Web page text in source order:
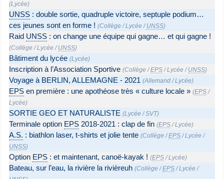
(Lycée)
UNSS : double sortie, quadruple victoire, septuple podium…
ces jeunes sont en forme ! (Collège /Lycée / UNSS)
Raid UNSS : on change une équipe qui gagne… et qui gagne !
(Collège /Lycée / UNSS)
Bâtiment du lycée (Lycée)
Inscription à l’Association Sportive (Collège /EPS /Lycée / UNSS)
Voyage à BERLIN, ALLEMAGNE - 2021 (Allemand /Lycée)
EPS en première : une apothéose très « culture locale » (EPS /
Lycée)
SORTIE GEO ET NATURALISTE (Lycée /SVT)
Terminale option EPS 2018-2021 : clap de fin (EPS /Lycée)
A.S. : biathlon laser, t-shirts et jolie tente (Collège /EPS /Lycée /
UNSS)
Option EPS : et maintenant, canoë-kayak ! (EPS /Lycée)
Bateau, sur l’eau, la rivière la rivièreuh (Collège /EPS /Lycée /